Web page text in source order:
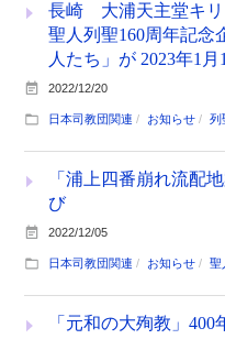
長崎 大浦天主堂キリ
聖人列聖160周年記念
人たち」が 2023年1
2022/12/20
日本司教団関連 お知らせ 列
「浦上四番崩れ流配
び
2022/12/05
日本司教団関連 お知らせ 聖
「元和の大殉教」